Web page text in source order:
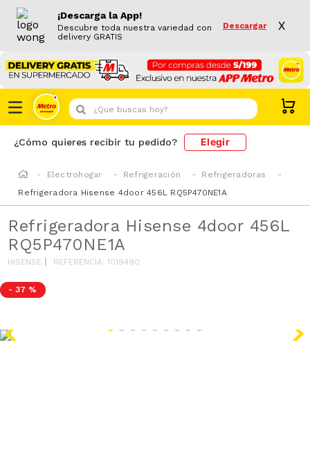
¡Descarga la App!
Descubre toda nuestra variedad con
delivery GRATIS
Descargar X
¿Que buscas hoy?
¿Cómo quieres recibir tu pedido? Elegir
Electrohogar Refrigeración
Refrigeradoras
Refrigeradora Hisense 4door 456L RQ5P470NE1A
Refrigeradora Hisense 4door 456L
RQ5P470NE1A
HISENSE REFERENCIA:1019490
- 37 %